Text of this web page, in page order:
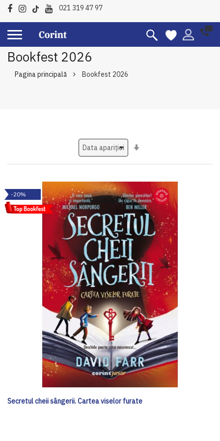
021 319 47 97
Bookfest 2026
Pagina principală Bookfest 2026
-20%
Secretul cheii sângerii. Cartea viselor furate